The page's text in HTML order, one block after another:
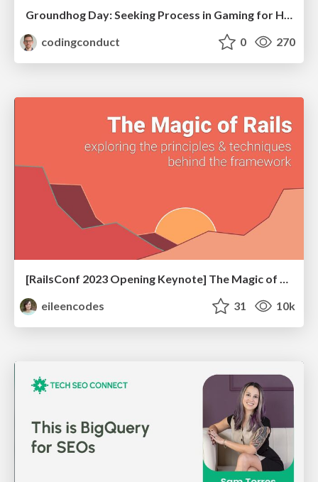
codingconduct
0 270
[RailsConf 2023 Opening Keynote] The Magic of Rails
eileencodes
31 10k